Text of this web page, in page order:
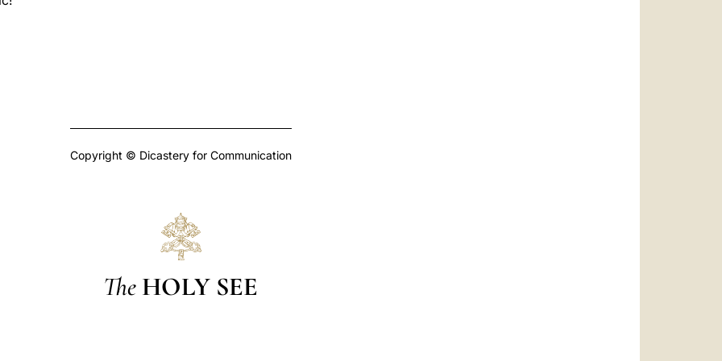
Copyright © Dicastery for Communication
The HOLY SEE